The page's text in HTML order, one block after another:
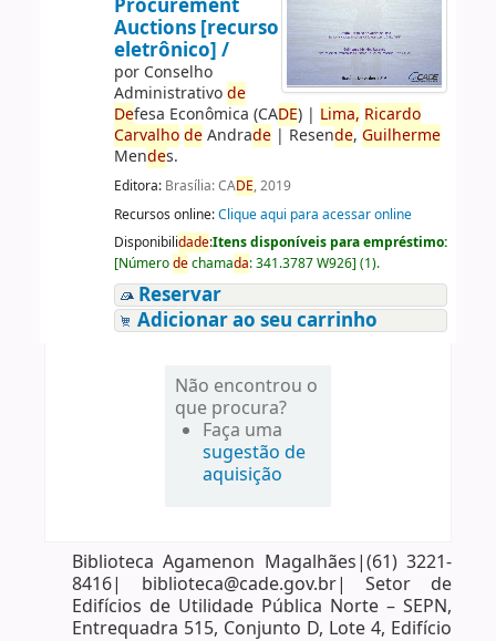
Procurement
Auctions [recurso
eletrônico] /
por Conselho
Administrativode
Defesa Econômica (CADE)| Lima, Ricardo
Carvalho deAndrade| Resende, Guilherme
Mendes.
Editora: Brasília: CADE, 2019
Recursos online:Clique aqui para acessar online
Disponibilidade:Itens disponíveis para empréstimo:
[Númerodechamada:341.3787 W926] (1).
Reservar
Adicionar ao seu carrinho
Não encontrou o
que procura?
Faça uma
sugestão de
aquisição
Biblioteca Agamenon Magalhães|(61) 3221-
8416| biblioteca@cade.gov.br| Setor de
Edifícios de Utilidade Pública Norte – SEPN,
Entrequadra 515, Conjunto D, Lote 4, Edifício